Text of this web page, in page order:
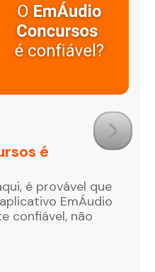
é
é provável que
EmÁudio
confiável, não